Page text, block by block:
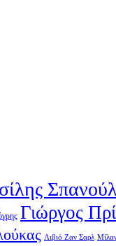
Γιώργος
Λιβιό Ζαν Σαρλ